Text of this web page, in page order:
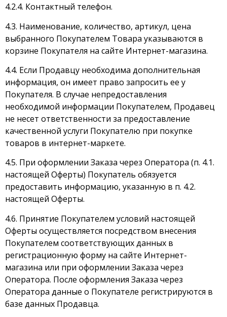
4.2.4. Контактный телефон.
4.3. Наименование, количество, артикул, цена
выбранного Покупателем Товара указываются в
корзине Покупателя на сайте Интернет-магазина.
4.4. Если Продавцу необходима дополнительная
информация, он имеет право запросить ее у
Покупателя. В случае непредоставления
необходимой информации Покупателем, Продавец
не несет ответственности за предоставление
качественной услуги Покупателю при покупке
товаров в интернет-маркете.
4.5. При оформлении Заказа через Оператора (п. 4.1.
настоящей Оферты) Покупатель обязуется
предоставить информацию, указанную в п. 4.2.
настоящей Оферты.
4.6. Принятие Покупателем условий настоящей
Оферты осуществляется посредством внесения
Покупателем соответствующих данных в
регистрационную форму на сайте Интернет-
магазина или при оформлении Заказа через
Оператора. После оформления Заказа через
Оператора данные о Покупателе регистрируются в
базе данных Продавца.